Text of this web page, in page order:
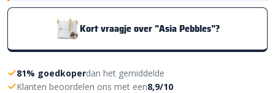
Kort vraagje over "Asia Pebbles"?
81% goedkoperdan het gemiddelde
Klanten beoordelen ons met een8,9/10